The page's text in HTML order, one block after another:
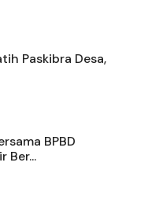
Paskibra Desa,
BPBD
Ber...